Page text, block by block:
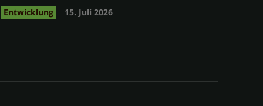
Entwicklung 15. Juli 2026